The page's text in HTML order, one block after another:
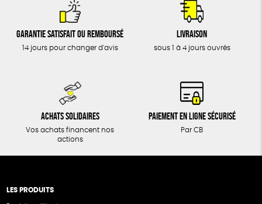
Garantie satisfait ou remboursé
14 jours pour changer d'avis
Livraison
sous 1 à 4 jours ouvrés
Achats solidaires
Vos achats financent nos
actions
Paiement en ligne sécurisé
Par CB
LES PRODUITS